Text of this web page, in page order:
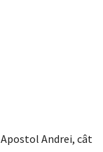
Andrei, cât